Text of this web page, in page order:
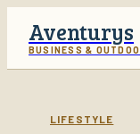
Aventurys
BUSINESS &
LIFESTYLE